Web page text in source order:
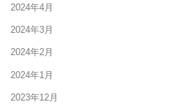
2024年4月
2024年3月
2024年2月
2024年1月
2023年12月